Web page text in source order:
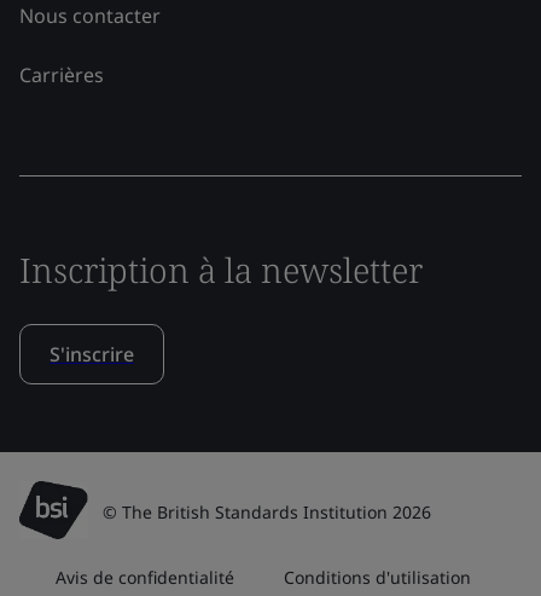
Nous contacter
Carrières
Inscription à la newsletter
S'inscrire
© The British Standards Institution 2026
Avis de confidentialité Conditions d'utilisation